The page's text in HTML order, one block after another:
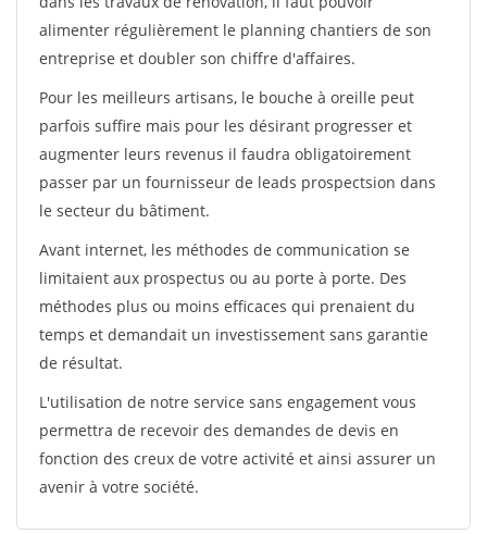
alimenter régulièrement le planning chantiers de son
entreprise et doubler son chiffre d'affaires.
Pour les meilleurs artisans, le bouche à oreille peut
parfois suffire mais pour les désirant progresser et
augmenter leurs revenus il faudra obligatoirement
passer par un fournisseur de leads prospectsion dans
le secteur du bâtiment.
Avant internet, les méthodes de communication se
limitaient aux prospectus ou au porte à porte. Des
méthodes plus ou moins efficaces qui prenaient du
temps et demandait un investissement sans garantie
de résultat.
L'utilisation de notre service sans engagement vous
permettra de recevoir des demandes de devis en
fonction des creux de votre activité et ainsi assurer un
avenir à votre société.